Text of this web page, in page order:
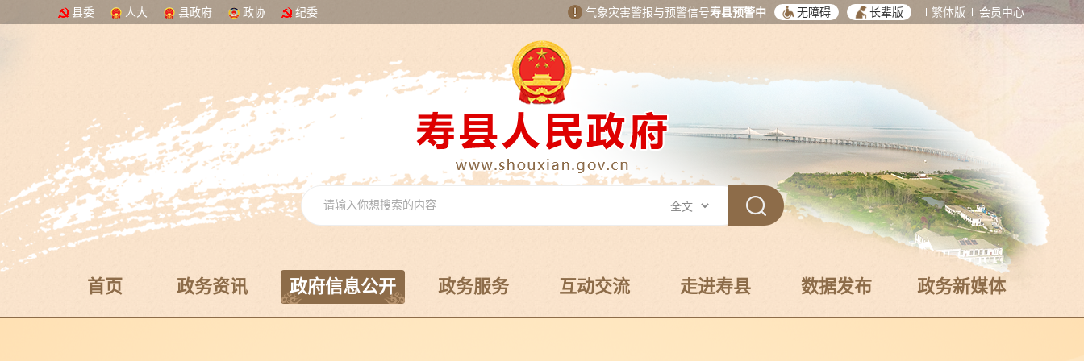
县委 人大 县政府 政协 纪委 气象灾害警报与预警信号寿县预警中 无障碍 长辈版 繁体版 会员中心
首页 政务资讯 政府信息公开 政务服务 互动交流 走进寿县 数据发布 政务新媒体